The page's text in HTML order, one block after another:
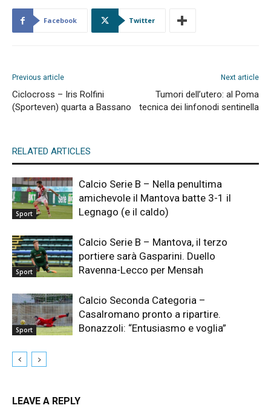
Facebook Twitter
Previous article
Ciclocross – Iris Rolfini
(Sporteven) quarta a Bassano
Next article
Tumori dell’utero: al Poma
tecnica dei linfonodi sentinella
RELATED ARTICLES
Sport
Calcio Serie B – Nella penultima
amichevole il Mantova batte 3-1 il
Legnago (e il caldo)
Sport
Calcio Serie B – Mantova, il terzo
portiere sarà Gasparini. Duello
Ravenna-Lecco per Mensah
Sport
Calcio Seconda Categoria –
Casalromano pronto a ripartire.
Bonazzoli: “Entusiasmo e voglia”
LEAVE A REPLY